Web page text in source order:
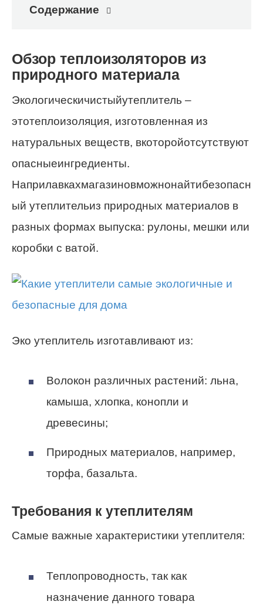
Содержание
Обзор теплоизоляторов из
природного материала
Экологическичистыйутеплитель –
этотеплоизоляция, изготовленная из
натуральных веществ, вкоторойотсутствуют
опасныеингредиенты.
Наприлавкахмагазиновможнонайтибезопасн
ый утеплительиз природных материалов в
разных формах выпуска: рулоны, мешки или
коробки с ватой.
Эко утеплитель изготавливают из:
Волокон различных растений: льна,
камыша, хлопка, конопли и
древесины;
Природных материалов, например,
торфа, базальта.
Требования к утеплителям
Самые важные характеристики утеплителя:
Теплопроводность, так как
назначение данного товара